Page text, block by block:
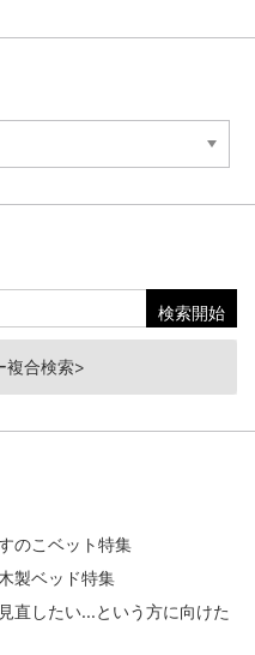
複合検索>
のこベット特集
製ベッド特集
直したい…という方に向けた